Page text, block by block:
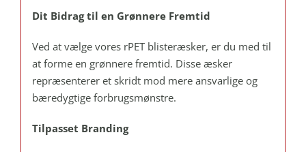
Dit Bidrag til en Grønnere Fremtid
Ved at vælge vores rPET blisteræsker, er du med til
at forme en grønnere fremtid. Disse æsker
repræsenterer et skridt mod mere ansvarlige og
bæredygtige forbrugsmønstre.
Tilpasset Branding